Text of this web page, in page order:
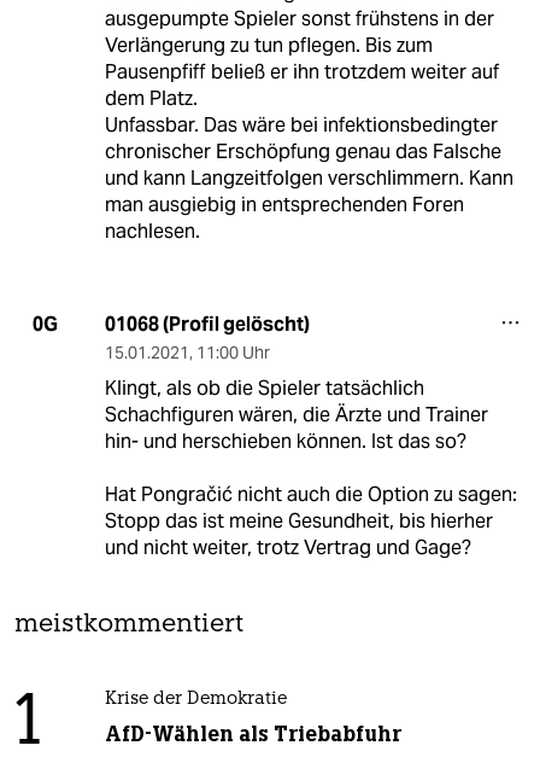
ausgepumpte Spieler sonst frühstens in der
Verlängerung zu tun pflegen. Bis zum
Pausenpfiff beließ er ihn trotzdem weiter auf
dem Platz.
Unfassbar. Das wäre bei infektionsbedingter
chronischer Erschöpfung genau das Falsche
und kann Langzeitfolgen verschlimmern. Kann
man ausgiebig in entsprechenden Foren
nachlesen.
0G 01068 (Profil gelöscht)
15.01.2021, 11:00 Uhr
Klingt, als ob die Spieler tatsächlich
Schachfiguren wären, die Ärzte und Trainer
hin- und herschieben können. Ist das so?
Hat Pongračić nicht auch die Option zu sagen:
Stopp das ist meine Gesundheit, bis hierher
und nicht weiter, trotz Vertrag und Gage?
meistkommentiert
1 Krise der Demokratie
AfD-Wählen als Triebabfuhr